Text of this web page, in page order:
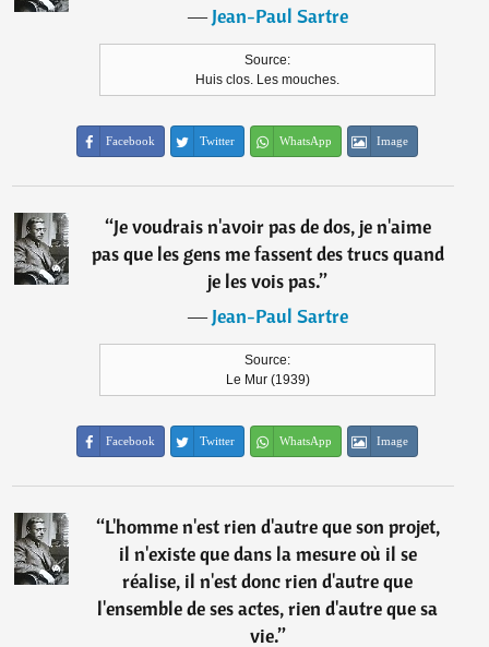
―Jean-Paul Sartre
Source:
Huis clos. Les mouches.
Facebook Twitter WhatsApp Image
“Je voudrais n'avoir pas de dos, je n'aime
pas que les gens me fassent des trucs quand
je les vois pas.”
―Jean-Paul Sartre
Source:
Le Mur (1939)
Facebook Twitter WhatsApp Image
“L'homme n'est rien d'autre que son projet,
il n'existe que dans la mesure où il se
réalise, il n'est donc rien d'autre que
l'ensemble de ses actes, rien d'autre que sa
vie.”